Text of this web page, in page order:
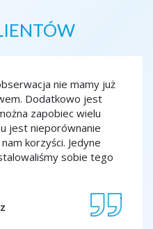
nie mamy już
Dodatkowo jest
zapobiec wielu
jest nieporównanie
korzyści. Jedyne
sobie tego